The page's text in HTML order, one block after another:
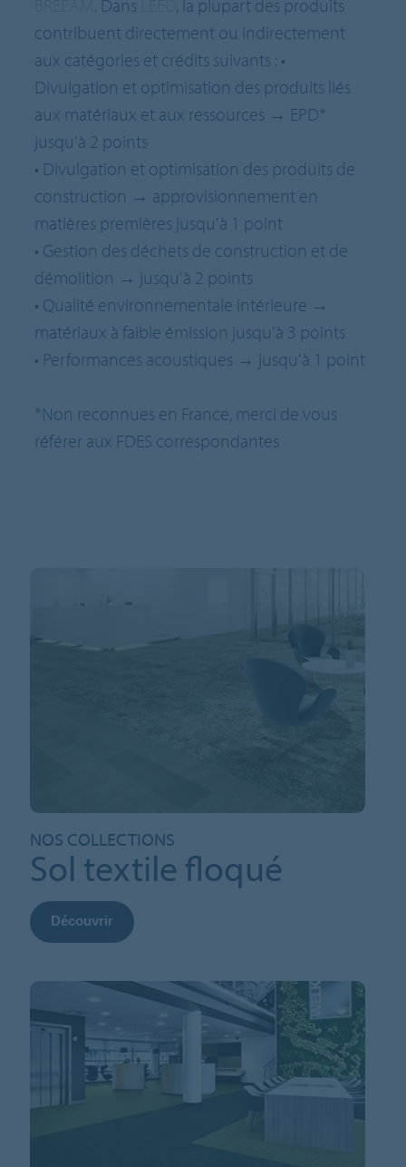
. Dans
, la plupart des produits
contribuent directement ou indirectement
aux catégories et crédits suivants : •
Divulgation et optimisation des produits liés
aux matériaux et aux ressources → EPD*
jusqu'à 2 points
• Divulgation et optimisation des produits de
construction → approvisionnement en
matières premières jusqu'à 1 point
• Gestion des déchets de construction et de
démolition → jusqu'à 2 points
• Qualité environnementale intérieure →
matériaux à faible émission jusqu'à 3 points
• Performances acoustiques → jusqu'à 1 point
*Non reconnues en France, merci de vous
référer aux FDES correspondantes
NOS COLLECTIONS
Sol textile floqué
Découvrir